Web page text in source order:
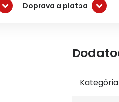
Doprava a platba
Kategória